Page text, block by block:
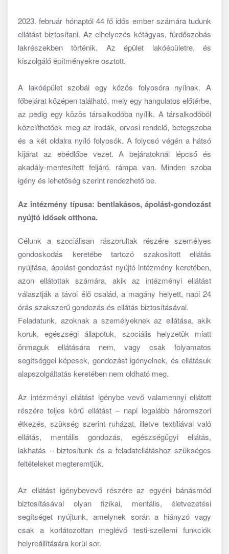
2023. február hónaptól 44 fő idős ember számára tudunk
ellátást biztosítani. Az elhelyezés kétágyas, fürdőszobás
lakrészekben történik. Az épület lakóépületre, és
kiszolgáló építményekre osztott.
A lakóépület szobái egy közös folyosóra nyílnak. A
főbejárat középen található, mely egy hangulatos előtérbe,
az pedig egy közös társalkodóba nyílik. A társalkodóból
közelíthetőek meg az irodák, orvosi rendelő, betegszoba
és a két oldalra nyíló folyosók. A folyosó végén a hátsó
kijárat az ebédlőbe vezet. A bejáratoknál lépcső és
akadály-mentesített feljáró, rámpa van. Minden szoba
igény és lehetőség szerint rendezhető be.
Az intézmény típusa: bentlakásos, ápolást-gondozást
nyújtó idősek otthona.
Célunk a szociálisan rászorultak részére személyes
gondoskodás keretébe tartozó szakosított ellátás
nyújtása, ápolást-gondozást nyújtó intézmény keretében,
azon ellátottak számára, akik az intézményi ellátást
választják a távol élő család, a magány helyett, napi 24
órás szakszerű gondozás és ellátás biztosításával.
Feladatunk, azoknak a személyeknek az ellátása, akik
koruk, egészségi állapotuk, szociális helyzetük miatt
önmaguk ellátására nem, vagy csak folyamatos
segítséggel képesek, gondozást igényelnek, és ellátásuk
alapszolgáltatás keretében nem oldható meg.
Az intézményi ellátást igénybe vevő valamennyi ellátott
részére teljes körű ellátást – napi legalább háromszori
étkezés, szükség szerint ruházat, illetve textíliával való
ellátás, mentális gondozás, egészségügyi ellátás,
lakhatás – biztosítunk és a feladatellátáshoz szükséges
feltételeket megteremtjük.
Az ellátást igénybevevő részére az egyéni bánásmód
biztosításával olyan fizikai, mentális, életvezetési
segítséget nyújtunk, amelynek során a hiányzó vagy
csak a korlátozottan meglévő testi-szellemi funkciók
helyreállítására kerül sor.